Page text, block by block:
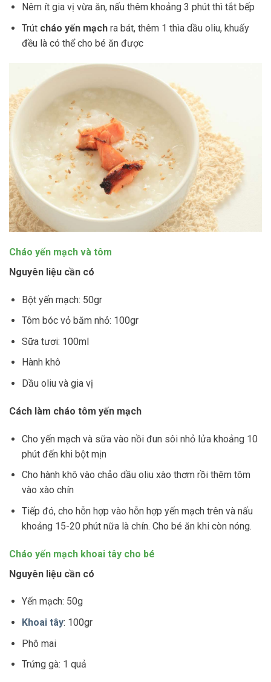
Nêm ít gia vị vừa ăn, nấu thêm khoảng 3 phút thì tắt bếp
Trút cháo yến mạchra bát, thêm 1 thìa dầu oliu, khuấy
đều là có thể cho bé ăn được
Cháo yến mạch và tôm
Nguyên liệu cần có
Bột yến mạch: 50gr
Tôm bóc vỏ băm nhỏ: 100gr
Sữa tươi: 100ml
Hành khô
Dầu oliu và gia vị
Cách làm cháo tôm yến mạch
Cho yến mạch và sữa vào nồi đun sôi nhỏ lửa khoảng 10
phút đến khi bột mịn
Cho hành khô vào chảo dầu oliu xào thơm rồi thêm tôm
vào xào chín
Tiếp đó, cho hỗn hợp vào hỗn hợp yến mạch trên và nấu
khoảng 15-20 phút nữa là chín. Cho bé ăn khi còn nóng.
Cháo yến mạch khoai tây cho bé
Nguyên liệu cần có
Yến mạch: 50g
Khoai tây: 100gr
Phô mai
Trứng gà: 1 quả